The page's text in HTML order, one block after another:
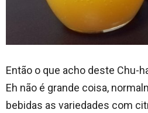
Então o que acho deste Chu-
Eh não é grande coisa,
bebidas as variedades com